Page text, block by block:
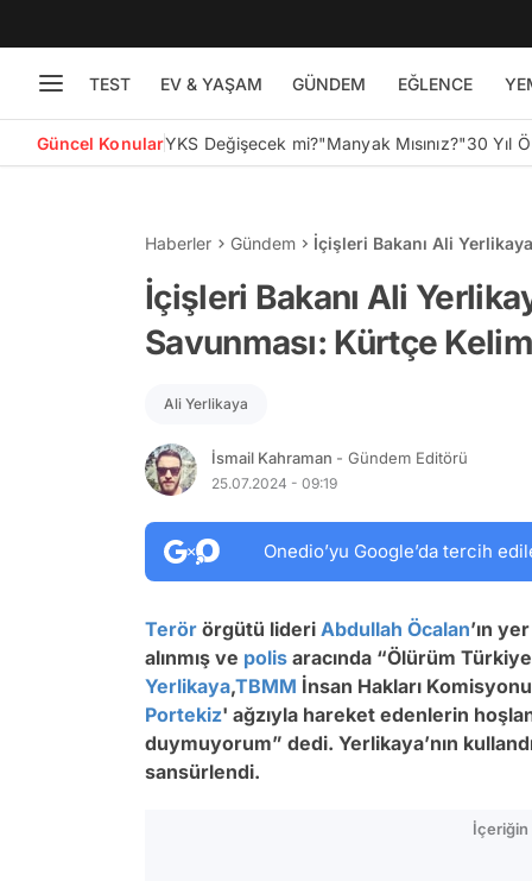
TEST EV & YAŞAM GÜNDEM EĞLENCE
Güncel KonularYKS Değişecek mi?"Manyak Mısınız?"30 Yıl
Haberler Gündem
İçişleri Bakanı Ali
İçişleri Bakanı Ali
Savunması: Kürtçe
Ali Yerlikaya
İsmail Kahraman - Gündem Editörü
25.07.2024 - 09:19
Onedio’yu Google’da tercih
Terör örgütü lideri Abdullah Öcalan’ın
alınmış ve polis aracında “Ölürüm
Yerlikaya,TBMM İnsan Hakları
Portekiz' ağzıyla hareket edenlerin
duymuyorum” dedi. Yerlikaya’nın
sansürlendi.
İçeriğin